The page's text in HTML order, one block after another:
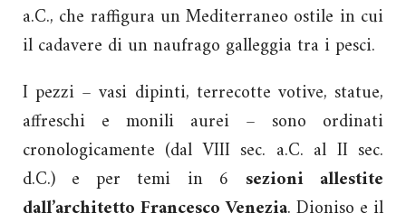
a.C., che raffigura un Mediterraneo ostile in cui
il cadavere di un naufrago galleggia tra i pesci.
I pezzi – vasi dipinti, terrecotte votive, statue,
affreschi e monili aurei – sono ordinati
cronologicamente (dal VIII sec. a.C. al II sec.
d.C.) e per temi in 6 sezioni allestite